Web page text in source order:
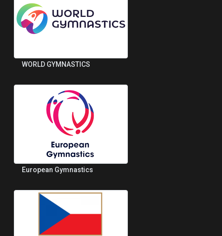
WORLD GYMNASTICS
European Gymnastics